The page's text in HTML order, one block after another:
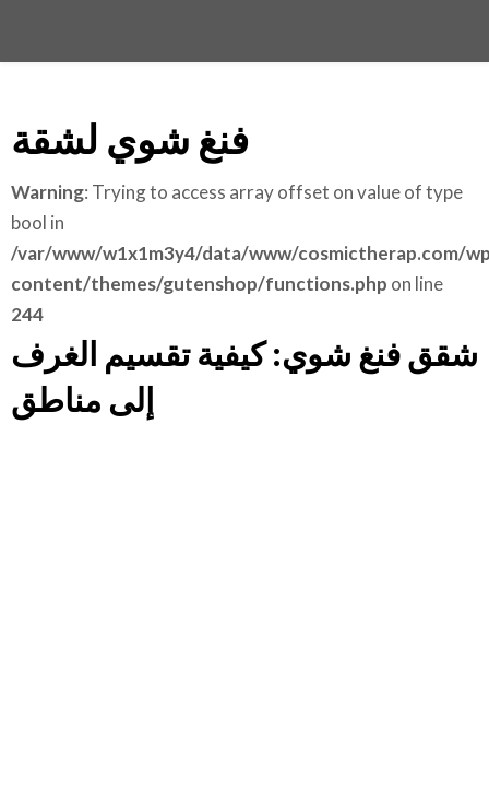
فنغ شوي لشقة
Warning: Trying to access array offset on value of type
bool in
/var/www/w1x1m3y4/data/www/cosmictherap.com/
content/themes/gutenshop/functions.php on line
244
شقق فنغ شوي: كيفية تقسيم الغرف
إلى مناطق